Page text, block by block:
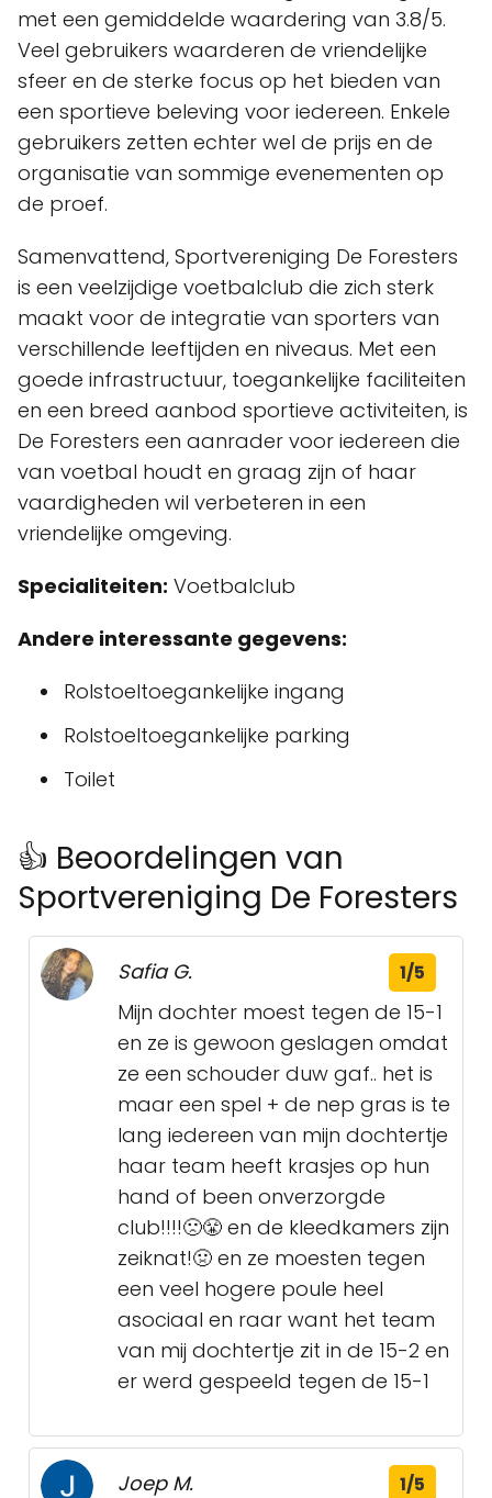
met een gemiddelde waardering van 3.8/5.
Veel gebruikers waarderen de vriendelijke
sfeer en de sterke focus op het bieden van
een sportieve beleving voor iedereen. Enkele
gebruikers zetten echter wel de prijs en de
organisatie van sommige evenementen op
de proef.
Samenvattend, Sportvereniging De Foresters
is een veelzijdige voetbalclub die zich sterk
maakt voor de integratie van sporters van
verschillende leeftijden en niveaus. Met een
goede infrastructuur, toegankelijke faciliteiten
en een breed aanbod sportieve activiteiten, is
De Foresters een aanrader voor iedereen die
van voetbal houdt en graag zijn of haar
vaardigheden wil verbeteren in een
vriendelijke omgeving.
Specialiteiten: Voetbalclub
Andere interessante gegevens:
Rolstoeltoegankelijke ingang
Rolstoeltoegankelijke parking
Toilet
👍 Beoordelingen van
Sportvereniging De Foresters
Safia G. 1/5
Mijn dochter moest tegen de 15-1
en ze is gewoon geslagen omdat
ze een schouder duw gaf.. het is
maar een spel + de nep gras is te
lang iedereen van mijn dochtertje
haar team heeft krasjes op hun
hand of been onverzorgde
club!!!!🙁😤 en de kleedkamers zijn
zeiknat!🤢 en ze moesten tegen
een veel hogere poule heel
asociaal en raar want het team
van mij dochtertje zit in de 15-2 en
er werd gespeeld tegen de 15-1
Joep M. 1/5